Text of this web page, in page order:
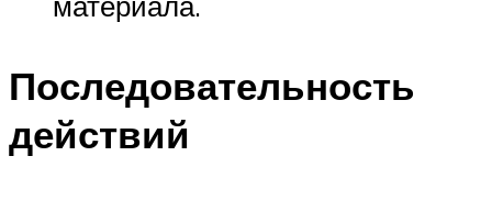
Последовательность
действий